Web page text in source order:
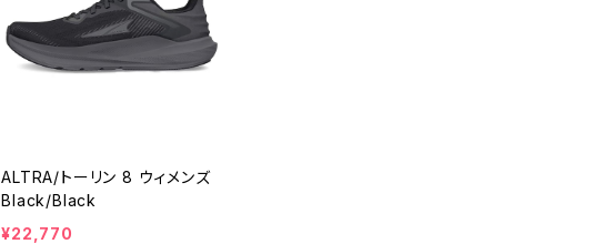
ALTRA/トーリン 8 ウィメンズ
Black/Black
¥22,770